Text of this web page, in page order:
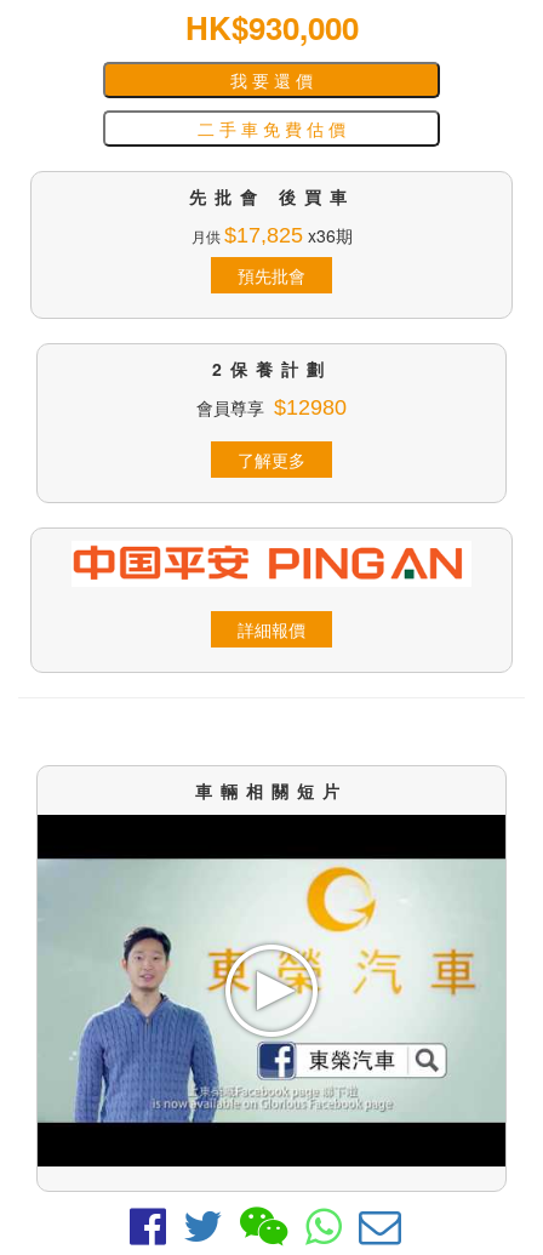
HK$930,000
我 要 還 價
二 手 車 免 費 估 價
先批會 後買車
月供$17,825x36期
預先批會
2保養計劃
會員尊享 $12980
了解更多
詳細報價
車輛相關短片